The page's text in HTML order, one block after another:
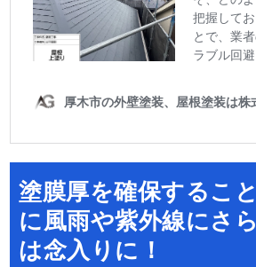
塗膜厚を確保するこ
に風雨や紫外線にさ
は念入りに！